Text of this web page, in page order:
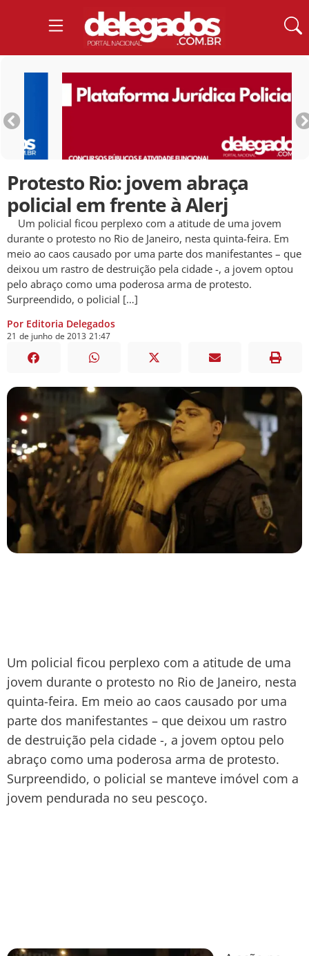
Protesto Rio: jovem abraça
policial em frente à Alerj
Um policial ficou perplexo com a atitude de uma jovem
durante o protesto no Rio de Janeiro, nesta quinta-feira. Em
meio ao caos causado por uma parte dos manifestantes – que
deixou um rastro de destruição pela cidade -, a jovem optou
pelo abraço como uma poderosa arma de protesto.
Surpreendido, o policial […]
Por Editoria Delegados
21 de junho de 2013 21:47
Um policial ficou perplexo com a atitude de uma
jovem durante o protesto no Rio de Janeiro, nesta
quinta-feira. Em meio ao caos causado por uma
parte dos manifestantes – que deixou um rastro
de destruição pela cidade -, a jovem optou pelo
abraço como uma poderosa arma de protesto.
Surpreendido, o policial se manteve imóvel com a
jovem pendurada no seu pescoço.